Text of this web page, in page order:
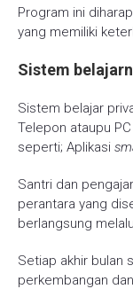
Program ini
yang memiliki
Sistem
Sistem belajar
Telepon ataupu
seperti; Aplikasi
Santri dan
perantara yang
berlangsung
Setiap akhir bulan
perkembangan